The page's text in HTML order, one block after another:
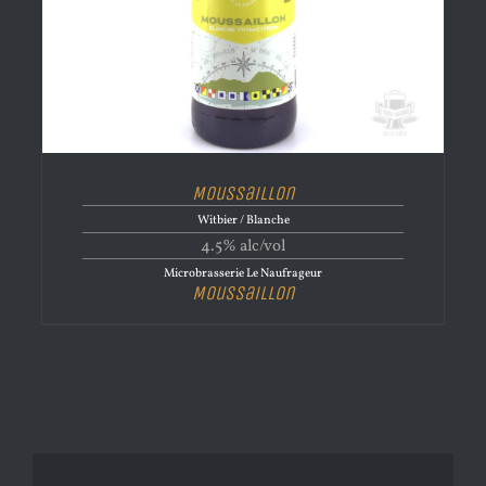
Moussaillon
Witbier / Blanche
4.5% alc/vol
Microbrasserie Le Naufrageur
Moussaillon